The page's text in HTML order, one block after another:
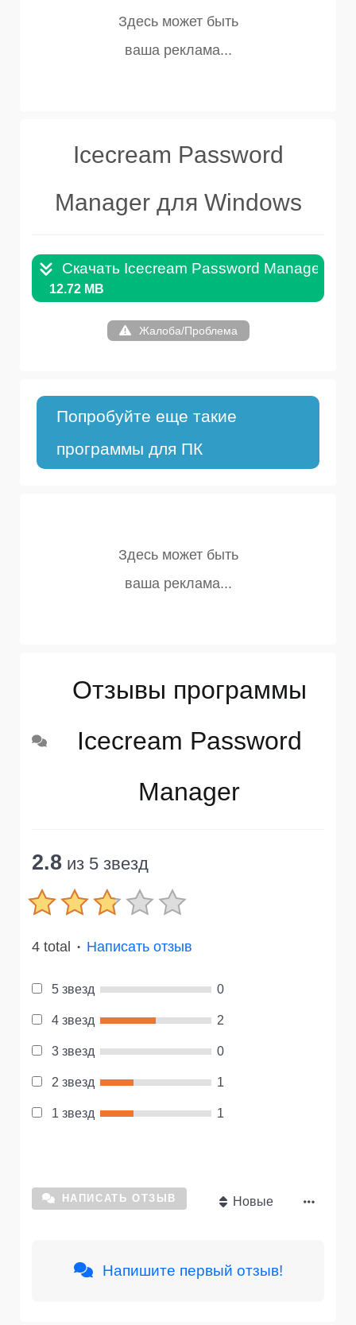
Icecream Password
Manager для Windows
Скачать Icecream Password Manager
12.72 MB
Жалоба/Проблема
Попробуйте еще такие
программы для ПК
Отзывы программы
Icecream Password
Manager
2.8 из 5 звезд
4 total ● Написать отзыв
5 звезд 0
4 звезд 2
3 звезд 0
2 звезд 1
1 звезд 1
НАПИСАТЬ ОТЗЫВ Новые
Напишите первый отзыв!